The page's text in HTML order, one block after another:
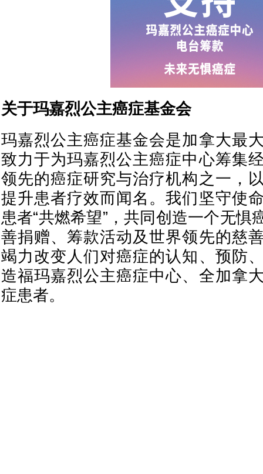
关于玛嘉烈公主癌症基金会
玛嘉烈公主癌症基金会是加拿大最
致力于为玛嘉烈公主癌症中心筹集
领先的癌症研究与治疗机构之一，
提升患者疗效而闻名。我们坚守使
患者“共燃希望”，共同创造一个无惧
善捐赠、筹款活动及世界领先的慈
竭力改变人们对癌症的认知、预防
造福玛嘉烈公主癌症中心、全加拿
症患者。